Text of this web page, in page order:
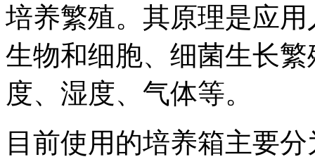
培养繁殖。其原理是应
生物和细胞、细菌生长
度、湿度、气体等。
目前使用的培养箱主要